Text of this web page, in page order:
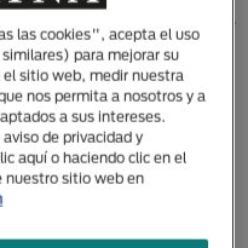
que esto sucede a
en el ciclo de vida
y a medida que
con los humanos.
de vida del gato
cuidados son
adecuada,
las cookies", acepta el uso
para mejorar su
el sitio web, medir nuestra
nos permita a nosotros y a
a sus intereses.
de privacidad y
aquí o haciendo clic en el
nuestro sitio web en